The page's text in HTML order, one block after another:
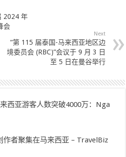
2024 年
会
Next
“第 115 届泰国-马来西亚地区边
境委员会 (RBC)”会议于 9 月 3 日
至 5 日在曼谷举行
西亚游客人数突破4000万：Nga
作者聚集在马来西亚 – TravelBiz